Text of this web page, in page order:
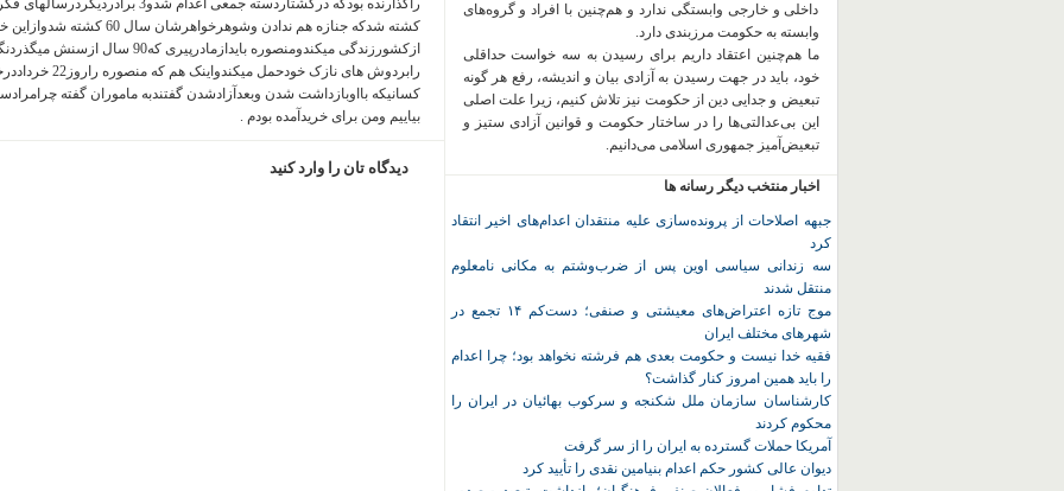
کشته شدکه جنازه هم ندادن
ازکشورزندگی میکندومنصوره
رابردوش های نازک
کسانیکه بااوبازداشت شدن وبعدآزادشدن گفتندبه ماموران گفته
بیاییم ومن برای خریدآمده بودم .
دیدگاه تان را وارد کنید
داخلی و خارجی وابستگی ندارد و هم‌چنین با افراد و گروه‌های
وابسته به حکومت مرزبندی دارد.
ما هم‌چنین اعتقاد داریم برای رسیدن به سه خواست حداقلی
خود، باید در جهت رسیدن به آزادی بیان و اندیشه، رفع هر گونه
تبعیض و جدایی دین از حکومت نیز تلاش کنیم، زیرا علت اصلی
این بی‌عدالتی‌ها را در ساختار حکومت و قوانین آزادی ستیز و
تبعیض‌آمیز جمهوری اسلامی می‌دانیم.
اخبار منتخب دیگر رسانه ها
جبهه اصلاحات از پرونده‌سازی علیه منتقدان اعدام‌های اخیر انتقاد
کرد
سه زندانی سیاسی اوین پس از ضرب‌وشتم به مکانی نامعلوم
منتقل شدند
موج تازه اعتراض‌های معیشتی و صنفی؛ دست‌کم ۱۴ تجمع در
شهرهای مختلف ایران
فقیه خدا نیست و حکومت بعدی هم فرشته نخواهد بود؛ چرا اعدام
را باید همین امروز کنار گذاشت؟
کارشناسان سازمان ملل شکنجه و سرکوب بهائیان در ایران را
محکوم کردند
آمریکا حملات گسترده به ایران را از سر گرفت
دیوان عالی کشور حکم اعدام بنیامین نقدی را تأیید کرد